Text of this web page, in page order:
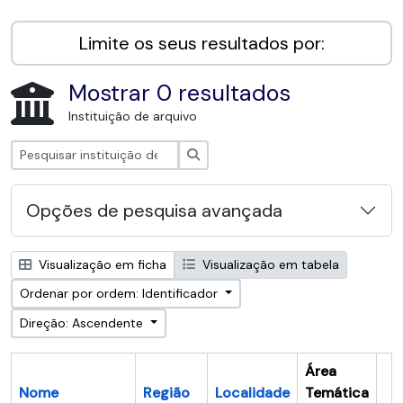
Limite os seus resultados por:
Mostrar 0 resultados
Instituição de arquivo
Opções de pesquisa avançada
Visualização em ficha
Visualização em tabela
Ordenar por ordem: Identificador
Direção: Ascendente
Nome Região Localidade
Área
Temática